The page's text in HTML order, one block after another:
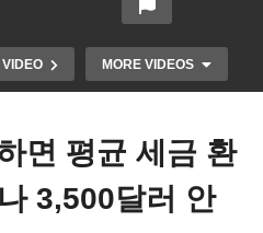
VIDEO MORE VIDEOS
면 평균 세금 환
3,500달러 안